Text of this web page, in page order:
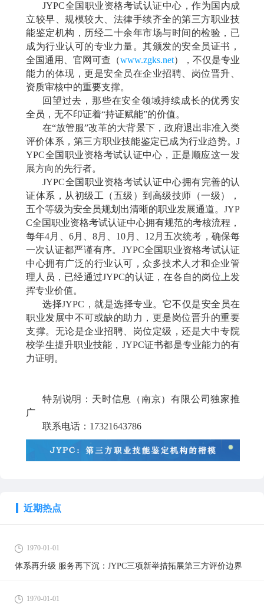
JYPC全国职业资格考试认证中心，作为国内成
立较早、规模较大、法律手续齐全的第三方职业技
能鉴定机构，历经二十余年市场与时间的检验，已
成为行业认可的专业力量。其颁发的安全员证书，
全国通用、官网可查（www.zgks.net），不仅是专业
能力的体现，更是安全员在企业招聘、岗位晋升、
资质审核中的重要支撑。
回望过去，那些在安全领域持续成长的优秀安
全员，无不印证着“持证赋能”的价值。
在“放管服”改革的大背景下，政府退出非准入类
评价体系，第三方职业技能鉴定已成为行业趋势。J
YPC全国职业资格考试认证中心，正是顺应这一发
展方向的先行者。
JYPC全国职业资格考试认证中心拥有完善的认
证体系，从初级工（五级）到高级技师（一级），
五个等级为安全员规划出清晰的职业发展通道。JYP
C全国职业资格考试认证中心拥有规范的考核流程，
每年4月、6月、8月、10月、12月五次统考，确保每
一次认证都严谨有序。JYPC全国职业资格考试认证
中心拥有广泛的行业认可，众多技术人才和企业管
理人员，已经通过JYPC的认证，在各自的岗位上发
挥专业价值。
选择JYPC，就是选择专业。它不仅是安全员在
职业发展中不可或缺的助力，更是岗位晋升的重要
支撑。无论是企业招聘、岗位定级，还是大中专院
校学生提升职业技能，JYPC证书都是专业能力的有
力证明。
特别说明：天时信息（南京）有限公司独家推
广
联系电话： 17321643786
近期热点
1970-01-01
体系再升级 服务再下沉：JYPC三项新举措拓展第三方评价边界
1970-01-01